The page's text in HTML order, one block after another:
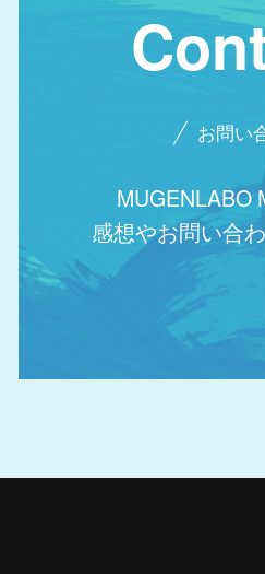
お問い
MUGENLABO
感想やお問い合